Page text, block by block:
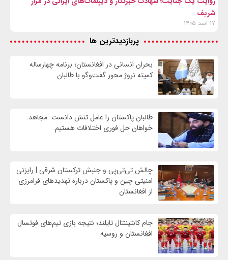
شریف
۱۷ اسد ۱۴۰۵
پربازدیدترین ها
بحران انسانی در افغانستان؛ برنامه چهار‌ساله
کمیته نروژ محور گفت‌وگو با طالبان
طالبان پاکستان را عامل تنش دانست مجاهد:
خواهان حل فوری اختلافات هستیم
چالش تی‌تی‌پی و جنبش ترکستان شرقی | رایزنی
امنیتی چین و پاکستان درباره تهدیدهای فرامرزی
از افغانستان
جام کانتیننتال تایلند؛ نتیجه بازی تیم‌های فوتسال
افغانستان و روسیه